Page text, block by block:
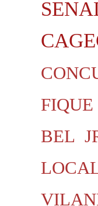
BEL